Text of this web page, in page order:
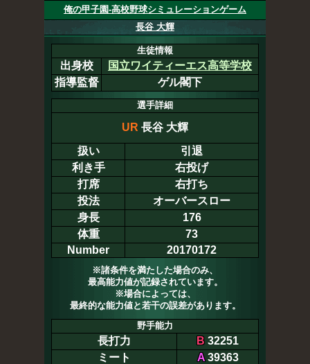
俺の甲子園-高校野球シミュレーションゲーム
長谷 大輝
生徒情報
出身校
国立ワイティーエス高等学校
指導監督
ゲル閣下
選手詳細
UR 長谷 大輝
扱い
引退
利き手
右投げ
打席
右打ち
投法
オーバースロー
身長
176
体重
73
Number
20170172
※諸条件を満たした場合のみ、
最高能力値が記録されています。
※場合によっては、
最終的な能力値と若干の誤差があります。
野手能力
長打力 B 32251
ミート
A39363